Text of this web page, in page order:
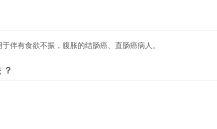
伴有食欲不振，腹胀的结肠癌、直肠癌病人。